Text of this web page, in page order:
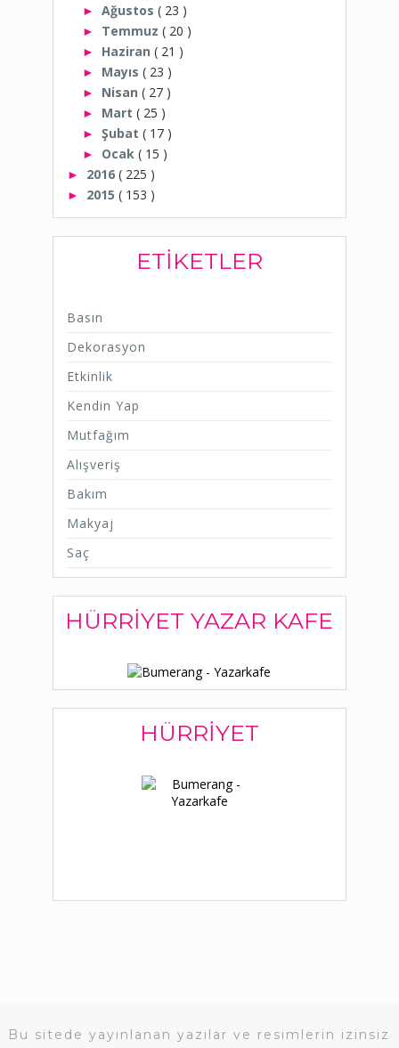
► Ağustos ( 23 )
► Temmuz ( 20 )
► Haziran ( 21 )
► Mayıs ( 23 )
► Nisan ( 27 )
► Mart ( 25 )
► Şubat ( 17 )
► Ocak ( 15 )
► 2016 ( 225 )
► 2015 ( 153 )
ETIKETLER
Basın
Dekorasyon
Etkinlik
Kendin Yap
Mutfağım
Alışveriş
Bakım
Makyaj
Saç
HÜRRIYET YAZAR KAFE
HÜRRIYET
Bu sitede yayınlanan yazılar ve resimlerin izinsiz